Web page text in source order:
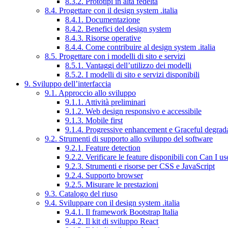
8.4. Progettare con il design system .italia
8.4.1. Documentazione
8.4.2. Benefici del design system
8.4.3. Risorse operative
8.4.4. Come contribuire al design system .italia
8.5. Progettare con i modelli di sito e servizi
8.5.1. Vantaggi dell’utilizzo dei modelli
8.5.2. I modelli di sito e servizi disponibili
9. Sviluppo dell’interfaccia
9.1. Approccio allo sviluppo
9.1.1. Attività preliminari
9.1.2. Web design responsivo e accessibile
9.1.3. Mobile first
9.1.4. Progressive enhancement e Graceful
9.2. Strumenti di supporto allo sviluppo del software
9.2.1. Feature detection
9.2.2. Verificare le feature disponibili con Can I
9.2.3. Strumenti e risorse per CSS e JavaScript
9.2.4. Supporto browser
9.2.5. Misurare le prestazioni
9.3. Catalogo del riuso
9.4. Sviluppare con il design system .italia
9.4.1. Il framework Bootstrap Italia
9.4.2. Il kit di sviluppo React